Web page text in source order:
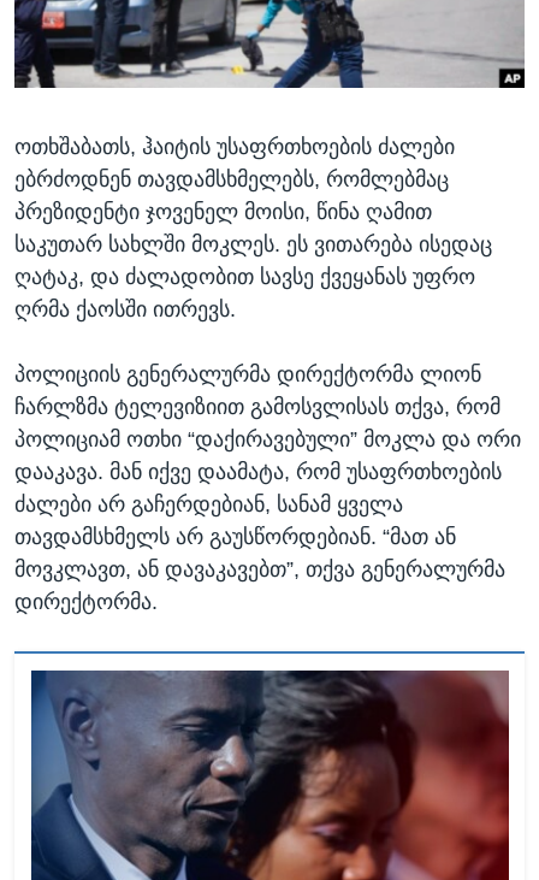
ᲡᲢᲣᲓᲘᲐ ᲕᲐᲨᲘᲜᲒᲢᲝᲜᲘ
ᲔᲙᲝᲜᲝᲛᲘᲙᲐ
ᲯᲐᲜᲛᲠᲗᲔᲚᲝᲑᲐ
ᲘᲜᲢᲔᲠᲕᲘᲣ
ᲙᲣᲚᲢᲣᲠᲐ
ᲒᲐᲚᲘᲚᲔᲝ
ᲓᲔᲖᲘᲜᲤᲝᲠᲛᲐᲪᲘᲐ
Learning English
ენები
ოთხშაბათს, ჰაიტის უსაფრთხოების ძალები
ებრძოდნენ თავდამსხმელებს, რომლებმაც
პრეზიდენტი ჯოვენელ მოისი, წინა ღამით
საკუთარ სახლში მოკლეს. ეს ვითარება ისედაც
ღატაკ, და ძალადობით სავსე ქვეყანას უფრო
ღრმა ქაოსში ითრევს.
პოლიციის გენერალურმა დირექტორმა ლიონ
ჩარლზმა ტელევიზიით გამოსვლისას თქვა, რომ
პოლიციამ ოთხი “დაქირავებული” მოკლა და ორი
დააკავა. მან იქვე დაამატა, რომ უსაფრთხოების
ძალები არ გაჩერდებიან, სანამ ყველა
თავდამსხმელს არ გაუსწორდებიან. “მათ ან
მოვკლავთ, ან დავაკავებთ”, თქვა გენერალურმა
დირექტორმა.